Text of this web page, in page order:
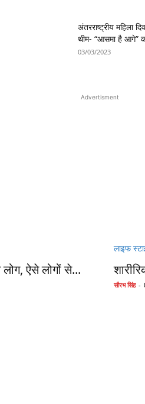
अंतरराष्ट्रीय महिला
थीम- “आसमा है आगे”
03/03/2023
Advertisment
ऐसे लोगों से...
लाइफ
सौरभ सिंह -